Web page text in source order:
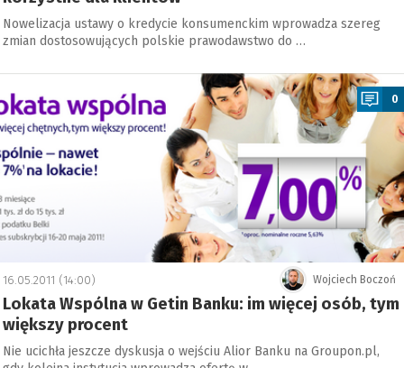
Nowelizacja ustawy o kredycie konsumenckim wprowadza szereg
zmian dostosowujących polskie prawodawstwo do …
0
Wojciech Boczoń
16.05.2011 (14:00)
Lokata Wspólna w Getin Banku: im więcej osób, tym
większy procent
Nie ucichła jeszcze dyskusja o wejściu Alior Banku na Groupon.pl,